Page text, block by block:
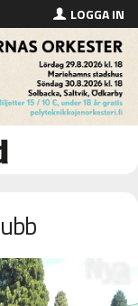
LOGGA IN